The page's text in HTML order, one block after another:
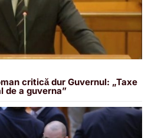
critică dur Guvernul: „Taxe
de a guverna”